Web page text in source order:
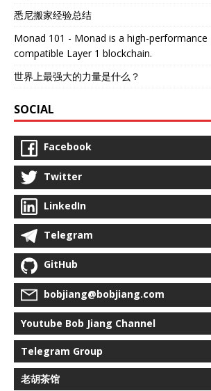
悉尼搬家经验总结
Monad 101 - Monad is a high-performance
compatible Layer 1 blockchain.
世界上最强大的力量是什么？
SOCIAL
Facebook
Twitter
LinkedIn
Telegram
GitHub
bobjiang@bobjiang.com
Youtube Bob Jiang Channel
Telegram Group
老胡茶馆